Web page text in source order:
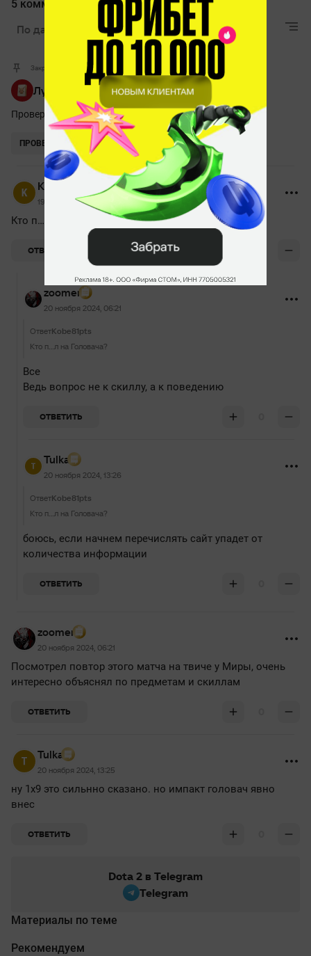
5 комментариев
По дате Лучшие Актуальные
Закрепленный комментарий
Лучшая мини-игра для Дотеров
Проверь себя на внимательность и забирай приз!
ПРОВЕРИТЬ
Kobe81pts
19 ноября 2024, 20:29
Кто п…л на Головача?
ОТВЕТИТЬ
zoomer
20 ноября 2024, 06:21
ОтветKobe81pts
Кто п…л на Головача?
Все
Ведь вопрос не к скиллу, а к поведению
ОТВЕТИТЬ
Tulka
20 ноября 2024, 13:26
ОтветKobe81pts
Кто п…л на Головача?
боюсь, если начнем перечислять сайт упадет от
количества информации
ОТВЕТИТЬ
zoomer
20 ноября 2024, 06:21
Посмотрел повтор этого матча на твиче у Миры, очень
интересно объяснял по предметам и скиллам
ОТВЕТИТЬ
Tulka
20 ноября 2024, 13:25
ну 1х9 это сильнно сказано. но импакт головач явно
внес
ОТВЕТИТЬ
Dota 2 в Telegram
Telegram
Материалы по теме
Рекомендуем